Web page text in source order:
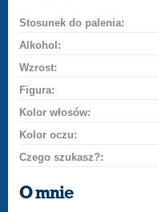
Stosunek do palenia:
Alkohol:
Wzrost:
Figura:
Kolor włosów:
Kolor oczu:
Czego szukasz?:
O mnie